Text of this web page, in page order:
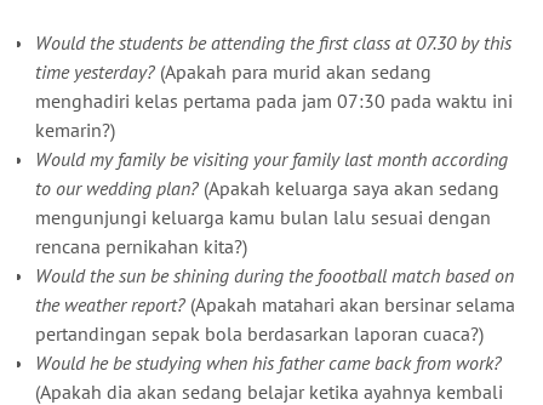
Would the students be attending the first class at 07.30 by this
time yesterday? (Apakah para murid akan sedang
menghadiri kelas pertama pada jam 07:30 pada waktu ini
kemarin?)
Would my family be visiting your family last month according
to our wedding plan? (Apakah keluarga saya akan sedang
mengunjungi keluarga kamu bulan lalu sesuai dengan
rencana pernikahan kita?)
Would the sun be shining during the foootball match based on
the weather report? (Apakah matahari akan bersinar selama
pertandingan sepak bola berdasarkan laporan cuaca?)
Would he be studying when his father came back from work?
(Apakah dia akan sedang belajar ketika ayahnya kembali